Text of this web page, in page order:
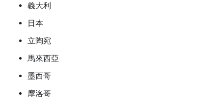
義大利
日本
立陶宛
馬來西亞
墨西哥
摩洛哥